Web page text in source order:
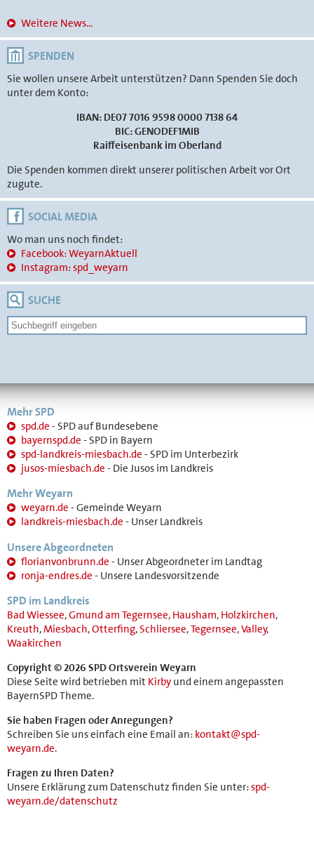
Weitere News...
SPENDEN
Sie wollen unsere Arbeit unterstützen? Dann Spenden Sie doch
unter dem Konto:
IBAN: DE07 7016 9598 0000 7138 64
BIC: GENODEF1MIB
Raiffeisenbank im Oberland
Die Spenden kommen direkt unserer politischen Arbeit vor Ort
zugute.
SOCIAL MEDIA
Wo man uns noch findet:
Facebook: WeyarnAktuell
Instagram: spd_weyarn
SUCHE
Mehr SPD
spd.de - SPD auf Bundesebene
bayernspd.de - SPD in Bayern
spd-landkreis-miesbach.de - SPD im Unterbezirk
jusos-miesbach.de - Die Jusos im Landkreis
Mehr Weyarn
weyarn.de - Gemeinde Weyarn
landkreis-miesbach.de - Unser Landkreis
Unsere Abgeordneten
florianvonbrunn.de - Unser Abgeordneter im Landtag
ronja-endres.de - Unsere Landesvorsitzende
SPD im Landkreis
Bad Wiessee,Gmund am Tegernsee, Hausham, Holzkirchen,
Kreuth,Miesbach,Otterfing,Schliersee,Tegernsee,Valley,
Waakirchen
Copyright © 2026 SPD Ortsverein Weyarn
Diese Seite wird betrieben mit Kirby und einem angepassten
BayernSPD Theme.
Sie haben Fragen oder Anregungen?
Schreiben Sie uns einfach eine Email an: kontakt@spd-
weyarn.de.
Fragen zu Ihren Daten?
Unsere Erklärung zum Datenschutz finden Sie unter:spd-
weyarn.de/datenschutz